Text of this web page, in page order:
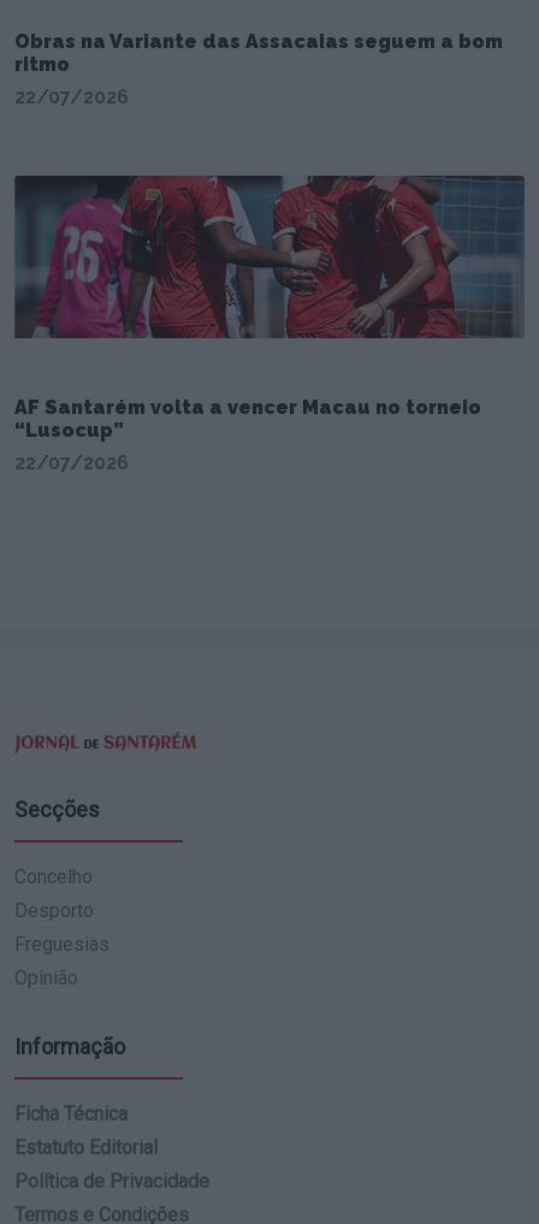
Obras na Variante das Assacaias seguem a bom
ritmo
22/07/2026
AF Santarém volta a vencer Macau no torneio
“Lusocup”
22/07/2026
Secções
Concelho
Desporto
Freguesias
Opinião
Informação
Ficha Técnica
Estatuto Editorial
Política de Privacidade
Termos e Condições